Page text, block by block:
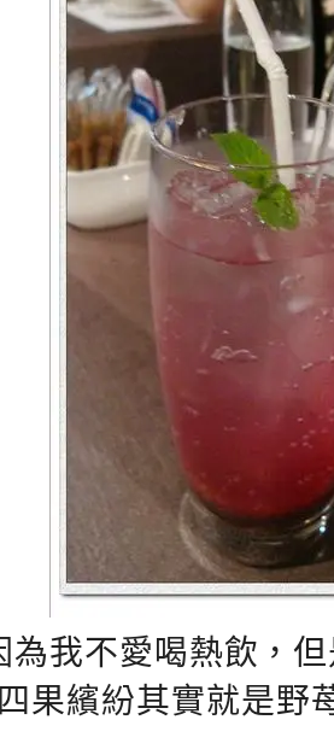
為我不愛喝熱飲，
果繽紛其實就是野